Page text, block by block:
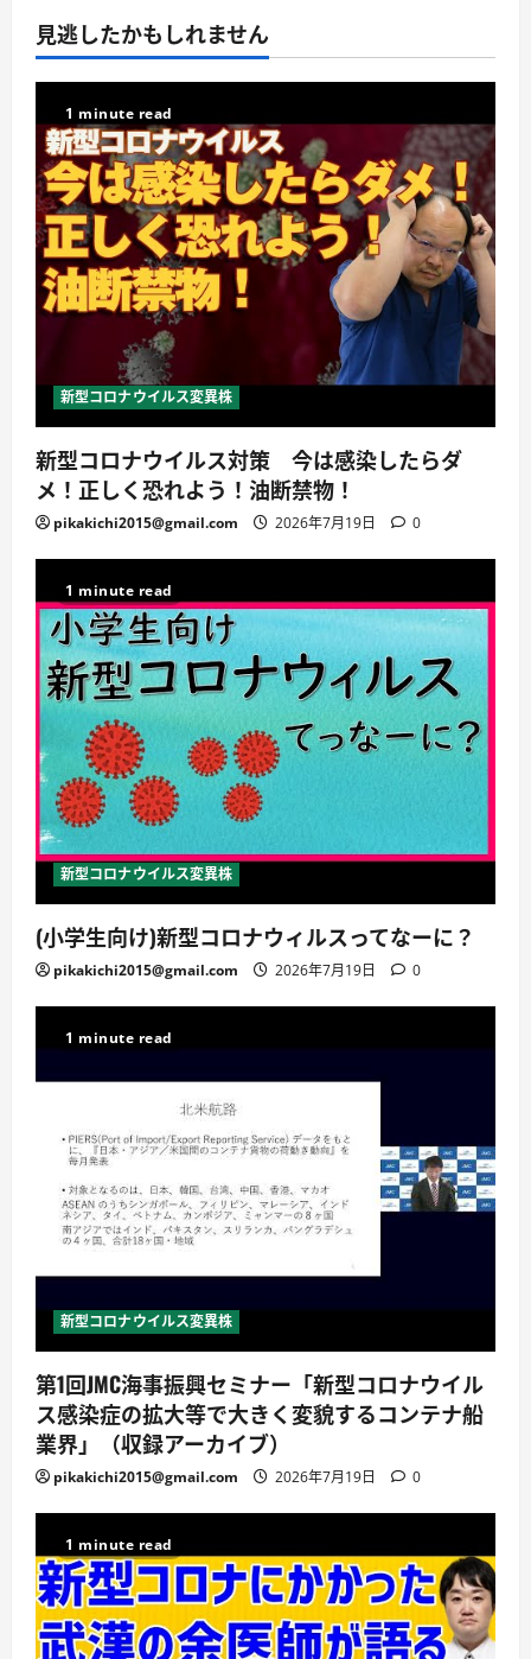
見逃したかもしれません
1 minute read
新型コロナウイルス変異株
新型コロナウイルス対策 今は感染したらダ
メ！正しく恐れよう！油断禁物！
pikakichi2015@gmail.com 2026年7月19日 0
1 minute read
新型コロナウイルス変異株
(小学生向け)新型コロナウィルスってなーに？
pikakichi2015@gmail.com 2026年7月19日 0
1 minute read
新型コロナウイルス変異株
第1回JMC海事振興セミナー「新型コロナウイル
ス感染症の拡大等で大きく変貌するコンテナ船
業界」（収録アーカイブ）
pikakichi2015@gmail.com 2026年7月19日 0
1 minute read